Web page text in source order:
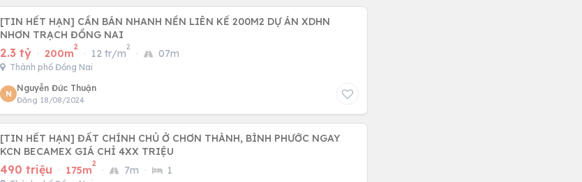
[TIN HẾT HẠN] CẦN BÁN NHANH NỀN LIÊN KẾ 200M2 DỰ ÁN XDHN
NHƠN TRẠCH ĐỒNG NAI
2.3 tỷ · 200m
2
· 12 tr/m
2
· 07m
Thành phố Đồng Nai
N
Nguyễn Đức Thuận
Đăng 18/08/2024
[TIN HẾT HẠN] ĐẤT CHÍNH CHỦ Ở CHƠN THÀNH, BÌNH PHƯỚC NGAY
KCN BECAMEX GIÁ CHỈ 4XX TRIỆU
490 triệu · 175m
2
· 7m · 1